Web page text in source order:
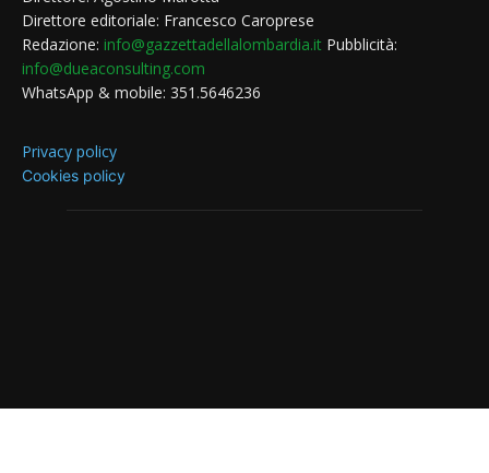
Direttore editoriale: Francesco Caroprese
Redazione: info@gazzettadellalombardia.it Pubblicità:
info@dueaconsulting.com
WhatsApp & mobile: 351.5646236
Privacy policy
Cookies policy